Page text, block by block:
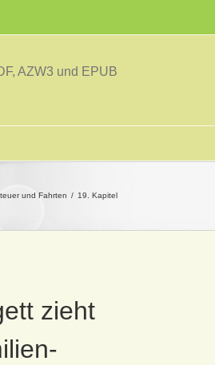
AZW3 und EPUB
und Fahrten 19. Kapitel
zieht